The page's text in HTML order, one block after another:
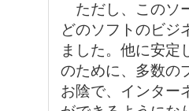
ただし、このソ
どのソフトのビジ
ました。他に安定
のために、多数の
お陰で、インター